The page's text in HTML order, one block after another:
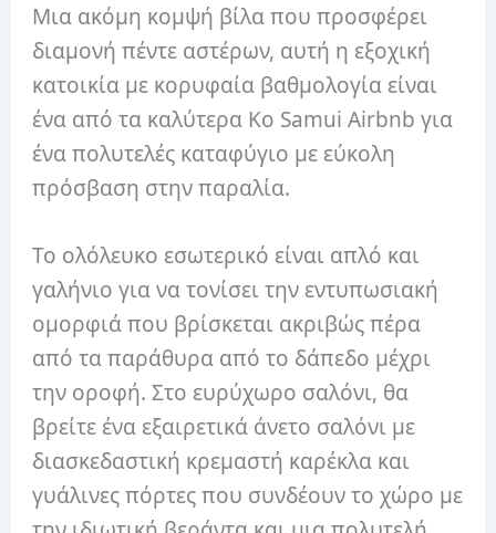
Μια ακόμη κομψή βίλα που προσφέρει
διαμονή πέντε αστέρων, αυτή η εξοχική
κατοικία με κορυφαία βαθμολογία είναι
ένα από τα καλύτερα Ko Samui Airbnb για
ένα πολυτελές καταφύγιο με εύκολη
πρόσβαση στην παραλία.
Το ολόλευκο εσωτερικό είναι απλό και
γαλήνιο για να τονίσει την εντυπωσιακή
ομορφιά που βρίσκεται ακριβώς πέρα ​​
από τα παράθυρα από το δάπεδο μέχρι
την οροφή. Στο ευρύχωρο σαλόνι, θα
βρείτε ένα εξαιρετικά άνετο σαλόνι με
διασκεδαστική κρεμαστή καρέκλα και
γυάλινες πόρτες που συνδέουν το χώρο με